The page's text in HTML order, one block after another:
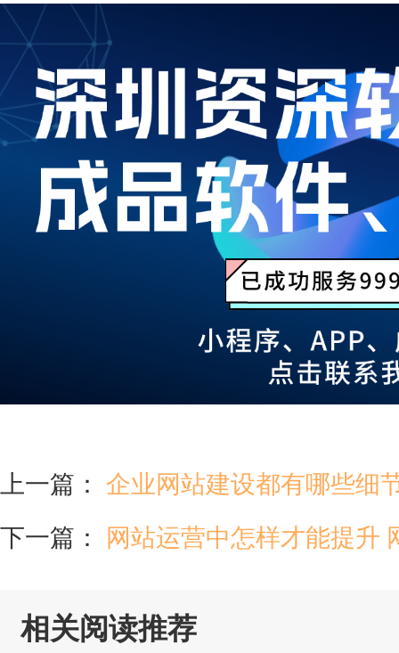
上一篇： 企业网站建设都有哪些细
下一篇：
网站运营中怎样才能提升
相关阅读推荐